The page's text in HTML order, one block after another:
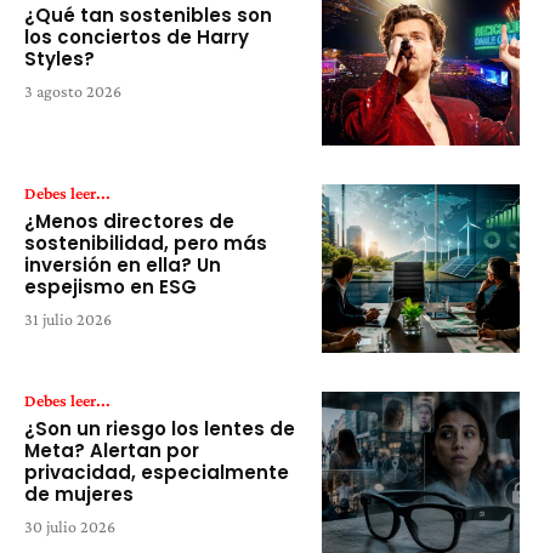
¿Qué tan sostenibles son
los conciertos de Harry
Styles?
3 agosto 2026
Debes leer...
¿Menos directores de
sostenibilidad, pero más
inversión en ella? Un
espejismo en ESG
31 julio 2026
Debes leer...
¿Son un riesgo los lentes de
Meta? Alertan por
privacidad, especialmente
de mujeres
30 julio 2026